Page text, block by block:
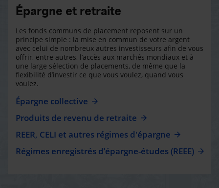
Épargne et retraite
Les fonds communs de placement reposent sur un
principe simple : la mise en commun de votre argent
avec celui de nombreux autres investisseurs afin de vous
offrir, entre autres, l’accès aux marchés mondiaux et à
une large sélection de placements, de même que la
flexibilité d’investir ce que vous voulez, quand vous
voulez.
Épargne collective
Produits de revenu de retraite
REER, CELI et autres régimes d'épargne
Régimes enregistrés d’épargne-études (REEE)